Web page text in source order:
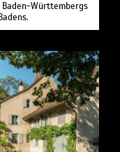
Württembergs